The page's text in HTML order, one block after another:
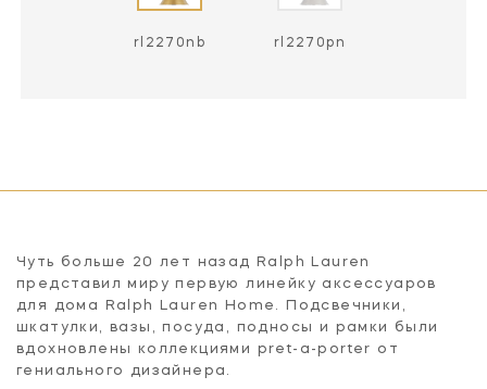
rl2270nb rl2270pn
Чуть больше 20 лет назад Ralph Lauren
представил миру первую линейку аксессуаров
для дома Ralph Lauren Home. Подсвечники,
шкатулки, вазы, посуда, подносы и рамки были
вдохновлены коллекциями pret-a-porter от
гениального дизайнера.